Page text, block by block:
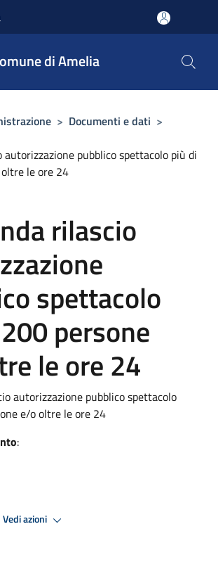
di Amelia
> Documenti e dati >
autorizzazione pubblico spettacolo più di
le ore 24
rilascio
spettacolo
persone
le ore 24
autorizzazione pubblico spettacolo
e/o oltre le ore 24
:
Vedi azioni